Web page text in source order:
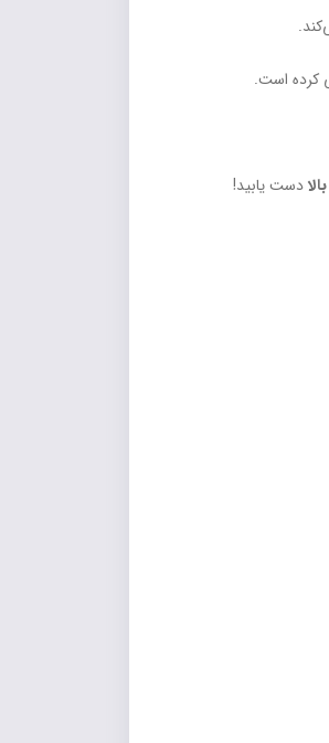
کرده است.
دست یابید!